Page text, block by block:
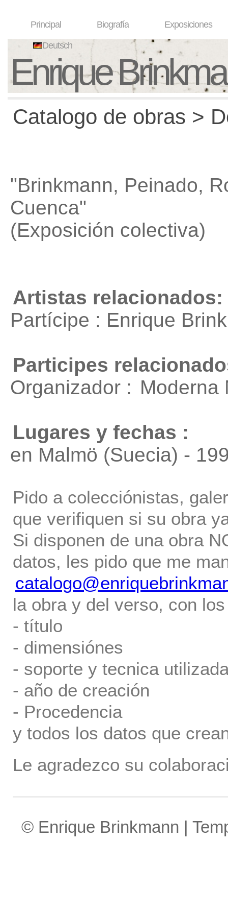
Principal Biografía Exposiciones
Deutsch
Enrique
Catalogo de obras >
"Brinkmann, Peinado,
Cuenca"
(Exposición colectiva)
Artistas relacionados:
Partícipe : Enrique
Participes
Organizador : Moderna
Lugares y fechas :
en Malmö (Suecia) -
Pido a colecciónistas,
que verifiquen si su obra
Si disponen de una obra
datos, les pido que me
la obra y del verso, con
- título
- dimensiónes
- soporte y tecnica
- año de creación
- Procedencia
y todos los datos que
Le agradezco su
© Enrique Brinkmann |